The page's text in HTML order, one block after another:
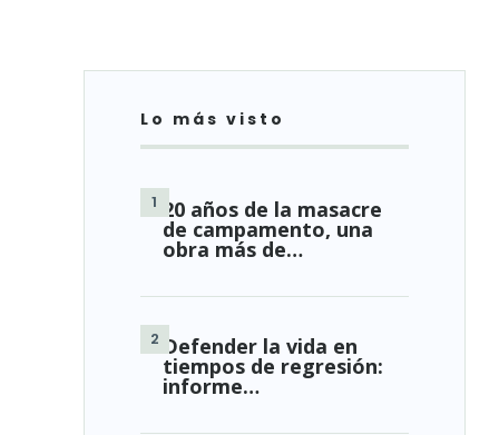
Lo más visto
20 años de la masacre
de campamento, una
obra más de…
Defender la vida en
tiempos de regresión:
informe…